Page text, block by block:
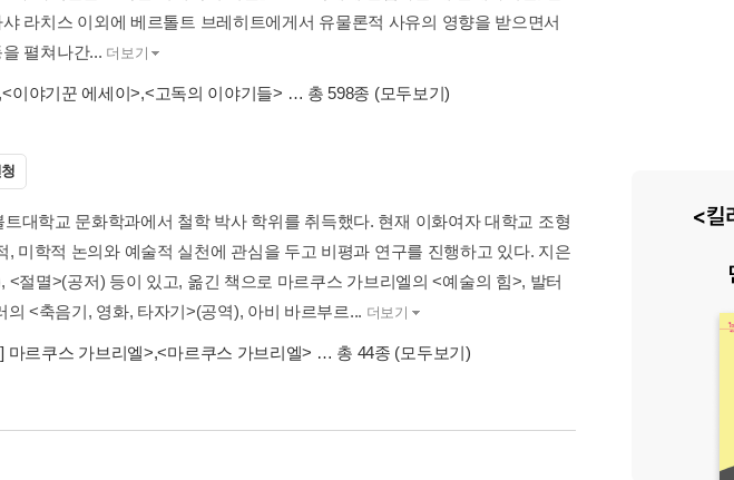
라치스 이외에 베르톨트 브레히트에게서 유물론적 사유의 영향을 받으면서
펼쳐나간... 더보기
,<이야기꾼 에세이>,<고독의 이야기들> … 총 598종 (모두보기)
대학교 문화학과에서 철학 박사 학위를 취득했다. 현재 이화여자 대학교 조형
미학적 논의와 예술적 실천에 관심을 두고 비평과 연구를 진행하고 있다. 지은
절멸>(공저) 등이 있고, 옮긴 책으로 마르쿠스 가브리엘의 <예술의 힘>, 발터
<축음기, 영화, 타자기>(공역), 아비 바르부르... 더보기
마르쿠스 가브리엘>,<마르쿠스 가브리엘> … 총 44종 (모두보기)